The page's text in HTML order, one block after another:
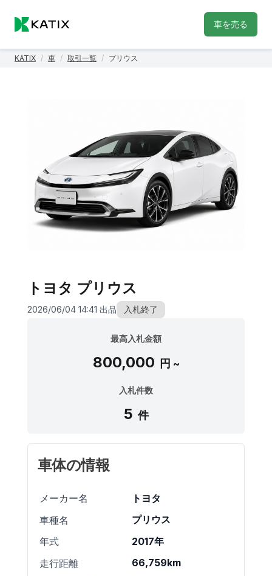
車を売る
KATIX / 車 / 取引一覧 / プリウス
トヨタ プリウス
2026/06/04 14:41 出品 入札終了
最高入札金額
800,000 円 ~
入札件数
5 件
車体の情報
メーカー名
トヨタ
車種名
プリウス
年式
2017年
走行距離
66,759km